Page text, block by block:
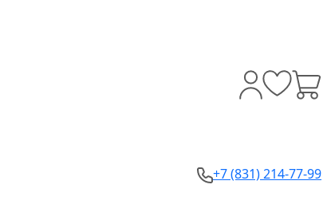
+7 (831) 214-77-99